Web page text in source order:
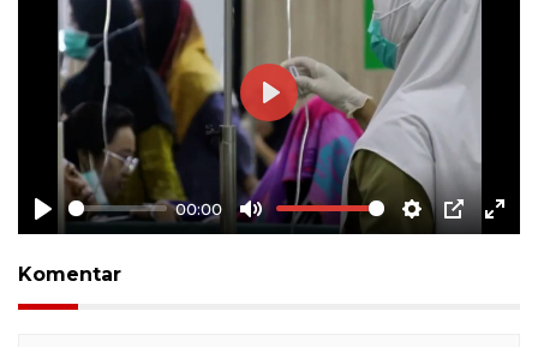
Play
00:00
Mute Settings
PIP
Play
Komentar